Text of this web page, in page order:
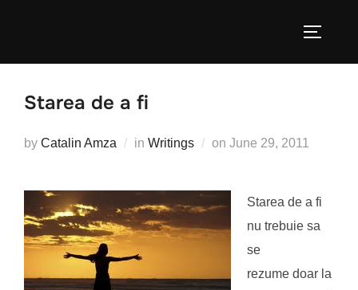
Starea de a fi
by Catalin Amza in Writings on Posted
June 29, 2011
Starea de a fi
nu trebuie sa
se
rezume doar la